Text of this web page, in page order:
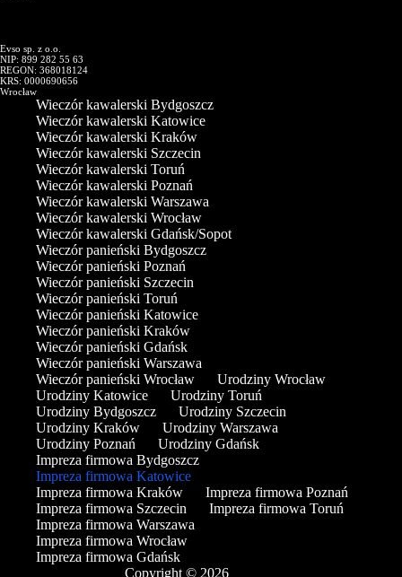
Evso sp. z o.o.
NIP: 899 282 55 63
REGON: 368018124
KRS: 0000690656
Wrocław
Wieczór kawalerski Bydgoszcz
Wieczór kawalerski Katowice
Wieczór kawalerski Kraków
Wieczór kawalerski Szczecin
Wieczór kawalerski Toruń
Wieczór kawalerski Poznań
Wieczór kawalerski Warszawa
Wieczór kawalerski Wrocław
Wieczór kawalerski Gdańsk/Sopot
Wieczór panieński Bydgoszcz
Wieczór panieński Poznań
Wieczór panieński Szczecin
Wieczór panieński Toruń
Wieczór panieński Katowice
Wieczór panieński Kraków
Wieczór panieński Gdańsk
Wieczór panieński Warszawa
Wieczór panieński Wrocław
Urodziny Wrocław
Urodziny Katowice
Urodziny Toruń
Urodziny Bydgoszcz
Urodziny Szczecin
Urodziny Kraków
Urodziny Warszawa
Urodziny Poznań
Urodziny Gdańsk
Impreza firmowa Bydgoszcz
Impreza firmowa Katowice
Impreza firmowa Kraków
Impreza firmowa Poznań
Impreza firmowa Szczecin
Impreza firmowa Toruń
Impreza firmowa Warszawa
Impreza firmowa Wrocław
Impreza firmowa Gdańsk
Copyright © 2026